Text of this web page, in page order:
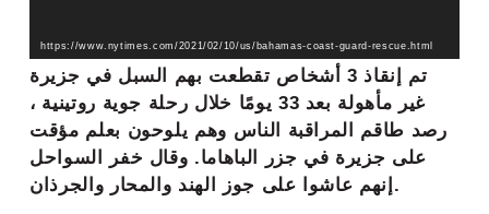
https://www.nytimes.com/2021/02/10/us/bahamas-coast-guard-rescue.html
تم إنقاذ 3 أشخاص تقطعت بهم السبل في جزيرة
غير مأهولة بعد 33 يومًا خلال رحلة جوية روتينية ،
رصد طاقم المراقبة الناس وهم يلوحون بعلم مؤقت
على جزيرة في جزر الباهاما. وقال خفر السواحل
إنهم عاشوا على جوز الهند والمحار والجرذان.